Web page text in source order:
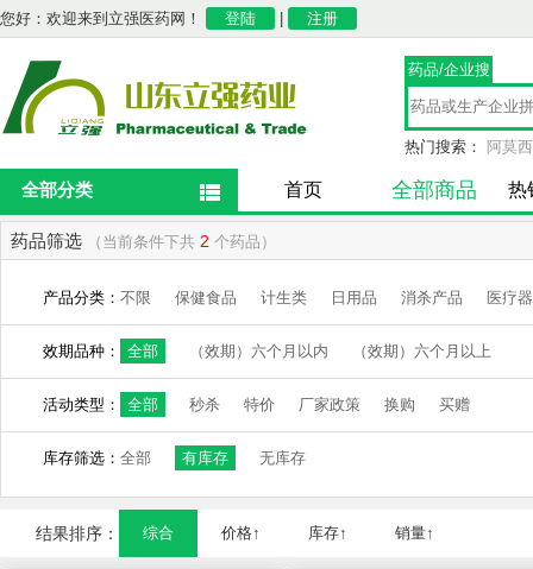
您好：欢迎来到立强医药网！ 登陆 注册
药品/企业搜
索
热门搜索： 阿莫
全部分类 首页 全部商品 热
药品筛选 （当前条件下共 2 个药品）
产品分类： 不限 保健食品 计生类 日用品 消杀产品 医疗
效期品种： 全部 （效期）六个月以内 （效期）六个月以上
活动类型： 全部 秒杀 特价 厂家政策 换购 买赠
库存筛选： 全部 有库存 无库存
结果排序： 综合 价格↑ 库存↑ 销量↑